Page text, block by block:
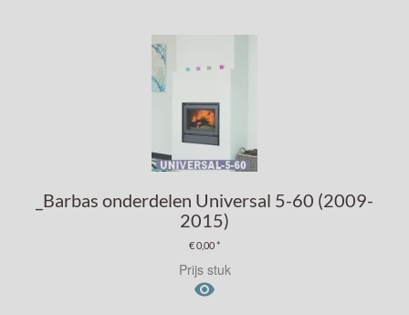
_Barbas onderdelen Universal 5-60 (2009-
2015)
€ 0,00 *
Prijs stuk
